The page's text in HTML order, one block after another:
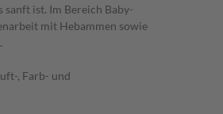
ist. Im Bereich Baby-
mit Hebammen sowie
, Farb- und